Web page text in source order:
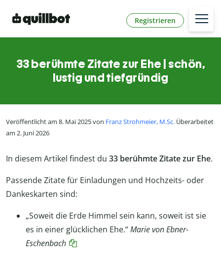
Registrieren
33 berühmte Zitate zur Ehe | schön,
lustig und tiefgründig
Veröffentlicht am 8. Mai 2025 von Franz Strohmeier, M.Sc. Überarbeitet
am 2. Juni 2026
In diesem Artikel findest du 33 berühmte Zitate zur Ehe.
Passende Zitate für Einladungen und Hochzeits- oder
Dankeskarten sind:
„Soweit die Erde Himmel sein kann, soweit ist sie
es in einer glücklichen Ehe.“Marie von Ebner-
Eschenbach